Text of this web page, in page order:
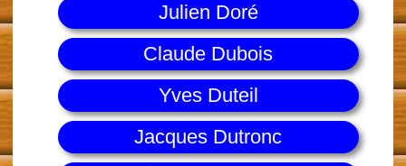
Julien Doré
Claude Dubois
Yves Duteil
Jacques Dutronc